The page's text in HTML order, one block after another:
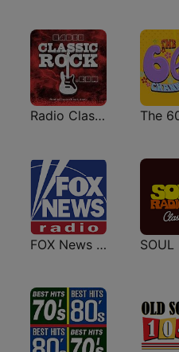
Radio Classic Rock
FOX News Radio